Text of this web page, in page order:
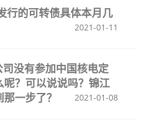
行的可转债具体本月几
2021-01-11
没有参加中国核电定
呢？可以说说吗？锦江
一步了？
2021-01-08